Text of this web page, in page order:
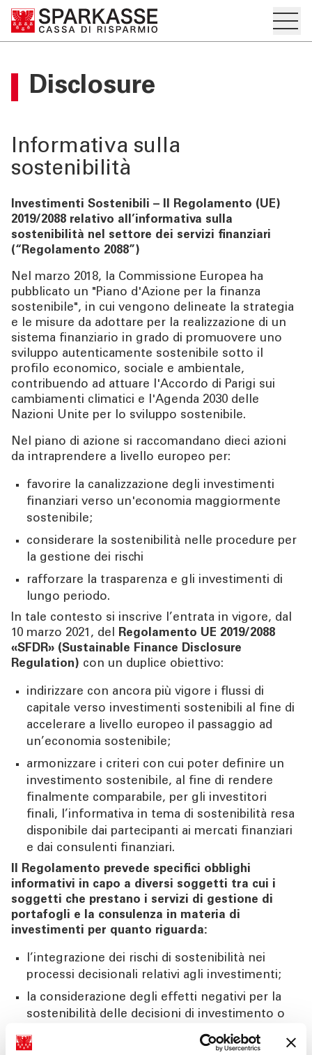
Apre il
SERVIZI PRIVATI E
FAMIGLIE
SERVIZI IMPRESE
OLTRE LA BANCA
CHI SIAMO
TOOL
ATTUALITÀ
CONTATTI
Governance di sostenibilità
I nostri valori
Il nostro impegno
DNF e Rendicontazione di sostenibilità
Le nostre iniziative
Educazione finanziaria
Sparkasse Crowd
Disclosure
Mancata presa in considerazione degli effetti
investimenti sui fattori di sostenibilità
La nostra offerta sostenibile
Green Social & Sustainability Funding Framework
Partecipazione a network
EEM Label
Disclosure
Informativa sulla
sostenibilità
Investimenti Sostenibili – Il Regolamento (UE)
2019/2088 relativo all’informativa sulla
sostenibilità nel settore dei servizi finanziari
(“Regolamento 2088”)
Nel marzo 2018, la Commissione Europea ha
pubblicato un "Piano d'Azione per la finanza
sostenibile", in cui vengono delineate la strategia
e le misure da adottare per la realizzazione di un
sistema finanziario in grado di promuovere uno
sviluppo autenticamente sostenibile sotto il
profilo economico, sociale e ambientale,
contribuendo ad attuare l'Accordo di Parigi sui
cambiamenti climatici e l'Agenda 2030 delle
Nazioni Unite per lo sviluppo sostenibile.
Nel piano di azione si raccomandano dieci azioni
da intraprendere a livello europeo per:
favorire la canalizzazione degli investimenti
finanziari verso un'economia maggiormente
sostenibile;
considerare la sostenibilità nelle procedure per
la gestione dei rischi
rafforzare la trasparenza e gli investimenti di
lungo periodo.
In tale contesto si inscrive l’entrata in vigore, dal
10 marzo 2021, del Regolamento UE 2019/2088
«SFDR» (Sustainable Finance Disclosure
Regulation) con un duplice obiettivo:
indirizzare con ancora più vigore i flussi di
capitale verso investimenti sostenibili al fine di
accelerare a livello europeo il passaggio ad
un’economia sostenibile;
armonizzare i criteri con cui poter definire un
investimento sostenibile, al fine di rendere
finalmente comparabile, per gli investitori
finali, l’informativa in tema di sostenibilità resa
disponibile dai partecipanti ai mercati finanziari
e dai consulenti finanziari.
Il Regolamento prevede specifici obblighi
informativi in capo a diversi soggetti tra cui i
soggetti che prestano i servizi di gestione di
portafogli e la consulenza in materia di
investimenti per quanto riguarda:
l’integrazione dei rischi di sostenibilità nei
processi decisionali relativi agli investimenti;
la considerazione degli effetti negativi per la
sostenibilità delle decisioni di investimento o
nella selezione degli strumenti finanziari da
raccomandare;